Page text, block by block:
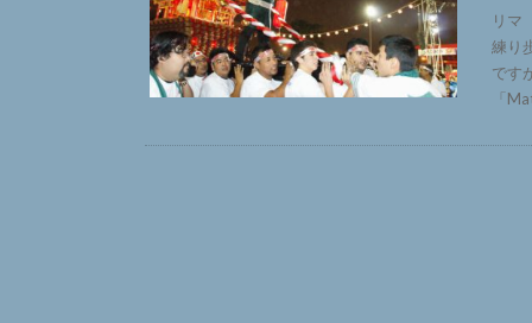
リマ
練り
です
「